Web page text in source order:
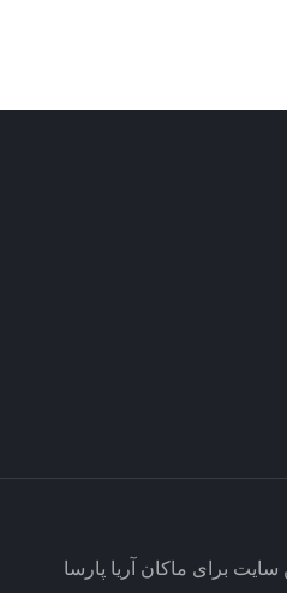
برای ماکان آریا پارسا